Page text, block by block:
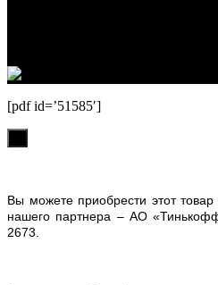
[pdf id=’51585′]
Вы можете приобрести этот товар
нашего партнера – АО
2673.